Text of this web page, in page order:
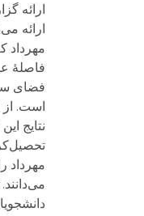
ارائه
ارائه
مهرداد
فاصلۀ
فضای
است.
نتایج